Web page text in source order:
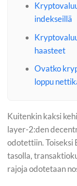
indekseillä
haasteet
Ovatko
loppu
Kuitenkin kaksi
layer-2:den
odotettiin. Toiseksi
tasolla,
rajoja odotetaan